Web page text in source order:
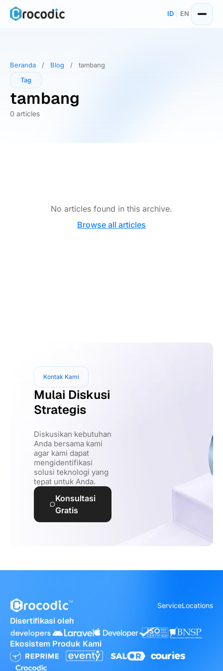
Skip
ID EN
Beranda / Blog /
tambang
Tag
tambang
0 articles
No articles found in this archive.
Browse all articles
Kontak Kami
Mulai Diskusi
Strategis
Diskusikan kebutuhan
Anda bersama kami
agar kami dapat
mengidentifikasi
solusi teknologi yang
tepat untuk Anda.
Konsultasi
Gratis
ServiceLocations
Disertifikasi oleh
Ekosistem Produk Kami